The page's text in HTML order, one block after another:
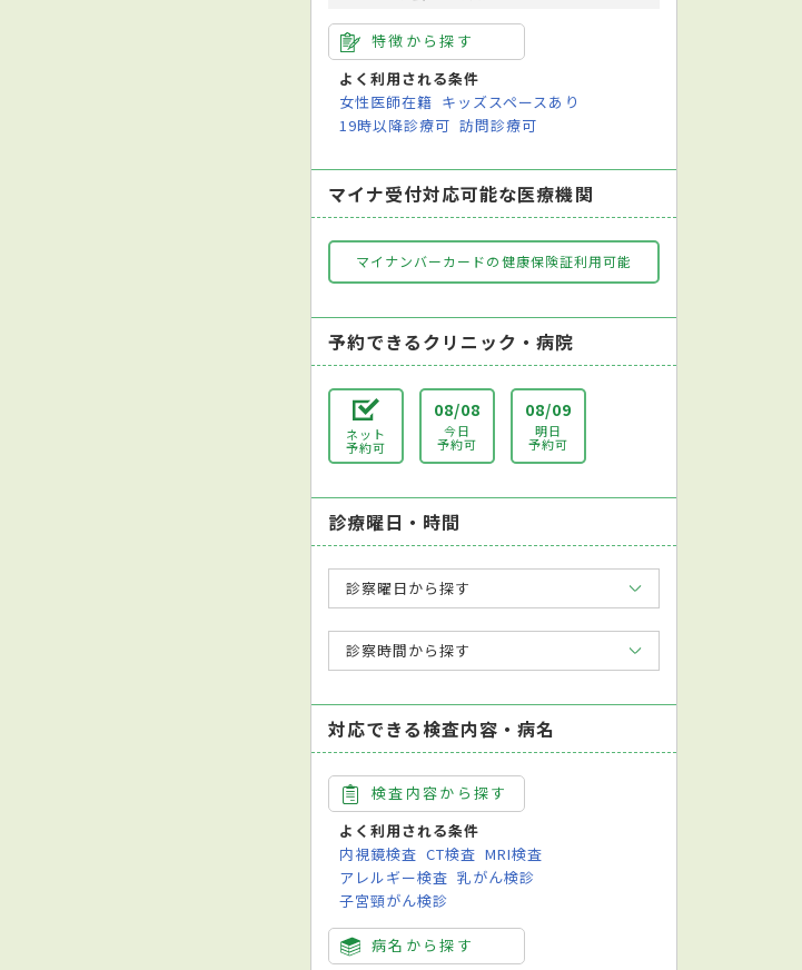
特徴から探す
よく利用される条件
女性医師在籍 キッズスペースあり
19時以降診療可 訪問診療可
マイナ受付対応可能な医療機関
マイナンバーカードの健康保険証利用可能
予約できるクリニック・病院
ネット
予約可
08/08
今日
予約可
08/09
明日
予約可
診療曜日・時間
診察曜日から探す
診察時間から探す
対応できる検査内容・病名
検査内容から探す
よく利用される条件
内視鏡検査 CT検査 MRI検査
アレルギー検査 乳がん検診
子宮頸がん検診
病名から探す